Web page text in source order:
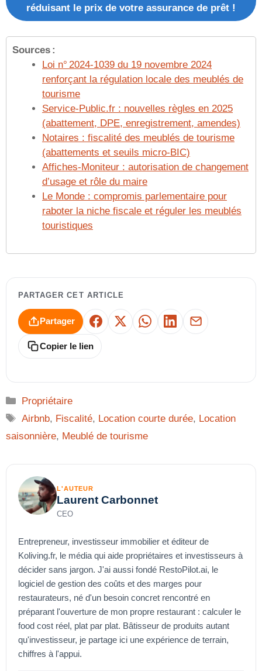
réduisant le prix de votre assurance de prêt !
Sources :
Loi n° 2024‑1039 du 19 novembre 2024
renforçant la régulation locale des meublés de
tourisme
Service‑Public.fr : nouvelles règles en 2025
(abattement, DPE, enregistrement, amendes)
Notaires : fiscalité des meublés de tourisme
(abattements et seuils micro‑BIC)
Affiches‑Moniteur : autorisation de changement
d’usage et rôle du maire
Le Monde : compromis parlementaire pour
raboter la niche fiscale et réguler les meublés
touristiques
PARTAGER CET ARTICLE
Partager Facebook
X WhatsAppLinkedInE-mail
Copier le lien
Catégories
Propriétaire
Étiquettes
Airbnb, Fiscalité, Location courte durée, Location
saisonnière, Meublé de tourisme
L'AUTEUR
Laurent Carbonnet
CEO
Entrepreneur, investisseur immobilier et éditeur de
Koliving.fr, le média qui aide propriétaires et investisseurs à
décider sans jargon. J'ai aussi fondé RestoPilot.ai, le
logiciel de gestion des coûts et des marges pour
restaurateurs, né d'un besoin concret rencontré en
préparant l'ouverture de mon propre restaurant : calculer le
food cost réel, plat par plat. Bâtisseur de produits autant
qu'investisseur, je partage ici une expérience de terrain,
chiffres à l'appui.